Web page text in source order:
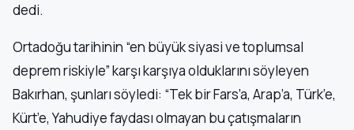
dedi.
Ortadoğu tarihinin “en büyük siyasi ve toplumsal
deprem riskiyle” karşı karşıya olduklarını söyleyen
Bakırhan, şunları söyledi: “Tek bir Fars’a, Arap’a, Türk’e,
Kürt’e, Yahudiye faydası olmayan bu çatışmaların